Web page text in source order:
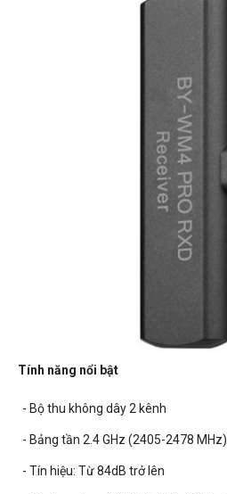
Tính năng nổi bật
- Bộ thu không dây 2 kênh
- Bảng tần 2.4 GHz (2405-2478 MHz)
- Tín hiệu: Từ 84dB trở lên